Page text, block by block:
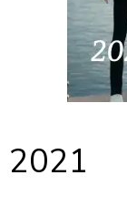
2021